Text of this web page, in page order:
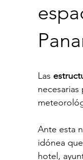
Skateparks Panama
Las
Ante esta
idónea
hotel,